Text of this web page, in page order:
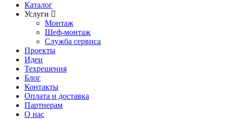
Каталог
Услуги
Монтаж
Шеф-монтаж
Служба сервиса
Проекты
Идеи
Техрешения
Блог
Контакты
Оплата и доставка
Партнерам
О нас